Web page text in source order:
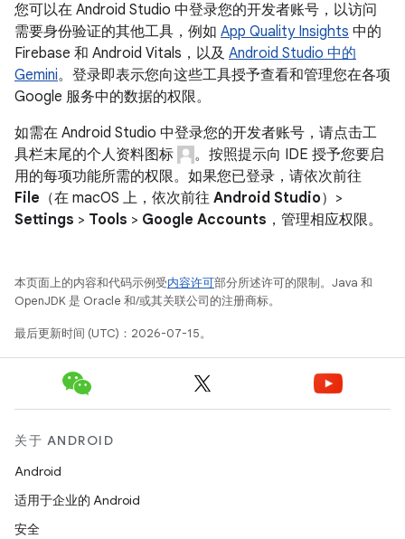
您可以在 Android Studio 中登录您的开发者账号，以访问
需要身份验证的其他工具，例如 App Quality Insights 中的
Firebase 和 Android Vitals，以及 Android Studio 中的
Gemini。登录即表示您向这些工具授予查看和管理您在各项
Google 服务中的数据的权限。
如需在 Android Studio 中登录您的开发者账号，请点击工
具栏末尾的个人资料图标
。按照提示向 IDE 授予您要启
用的每项功能所需的权限。如果您已登录，请依次前往
File （在 macOS 上，依次前往 Android Studio）>
Settings > Tools > Google Accounts ，管理相应权限。
本页面上的内容和代码示例受内容许可部分所述许可的限制。Java 和
OpenJDK 是 Oracle 和/或其关联公司的注册商标。
最后更新时间 (UTC)：2026-07-15。
关于 ANDROID
Android
适用于企业的 Android
安全